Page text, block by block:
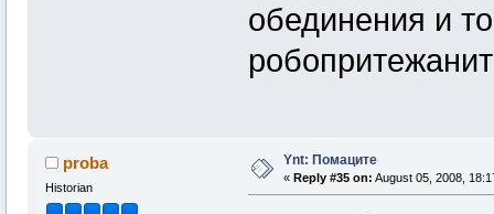
обединения и
proba
Historian
Ynt: Помаците
« Reply #35 on: August 05, 2008,